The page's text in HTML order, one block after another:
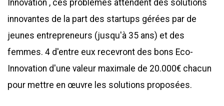
Innovation , ces problèmes attendent des solutions
innovantes de la part des startups gérées par de
jeunes entrepreneurs (jusqu'à 35 ans) et des
femmes. 4 d'entre eux recevront des bons Eco-
Innovation d'une valeur maximale de 20.000€ chacun
pour mettre en œuvre les solutions proposées.